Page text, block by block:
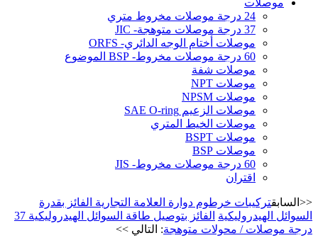
24 درجة موصلات مخروط متري
37 درجة موصلات متوهجة- JIC
موصلات أختام الوجه الدائري- ORFS
60 درجة موصلات مخروط- BSP الموضوع
موصلات شفة
موصلات NPT
موصلات NPSM
موصلات الزعيم SAE O-ring
موصلات الخيط المتري
موصلات BSPT
موصلات BSP
60 درجة موصلات مخروط- JIS
اقتران
<<السابقتركيبات خرطوم دوارة العلامة التجارية الفائز بقدرة
السوائل الهيدروليكية
الفائز بتوصيل طاقة السوائل الهيدروليكية 37
درجة موصلات / محولات متوهجة: التالي >>